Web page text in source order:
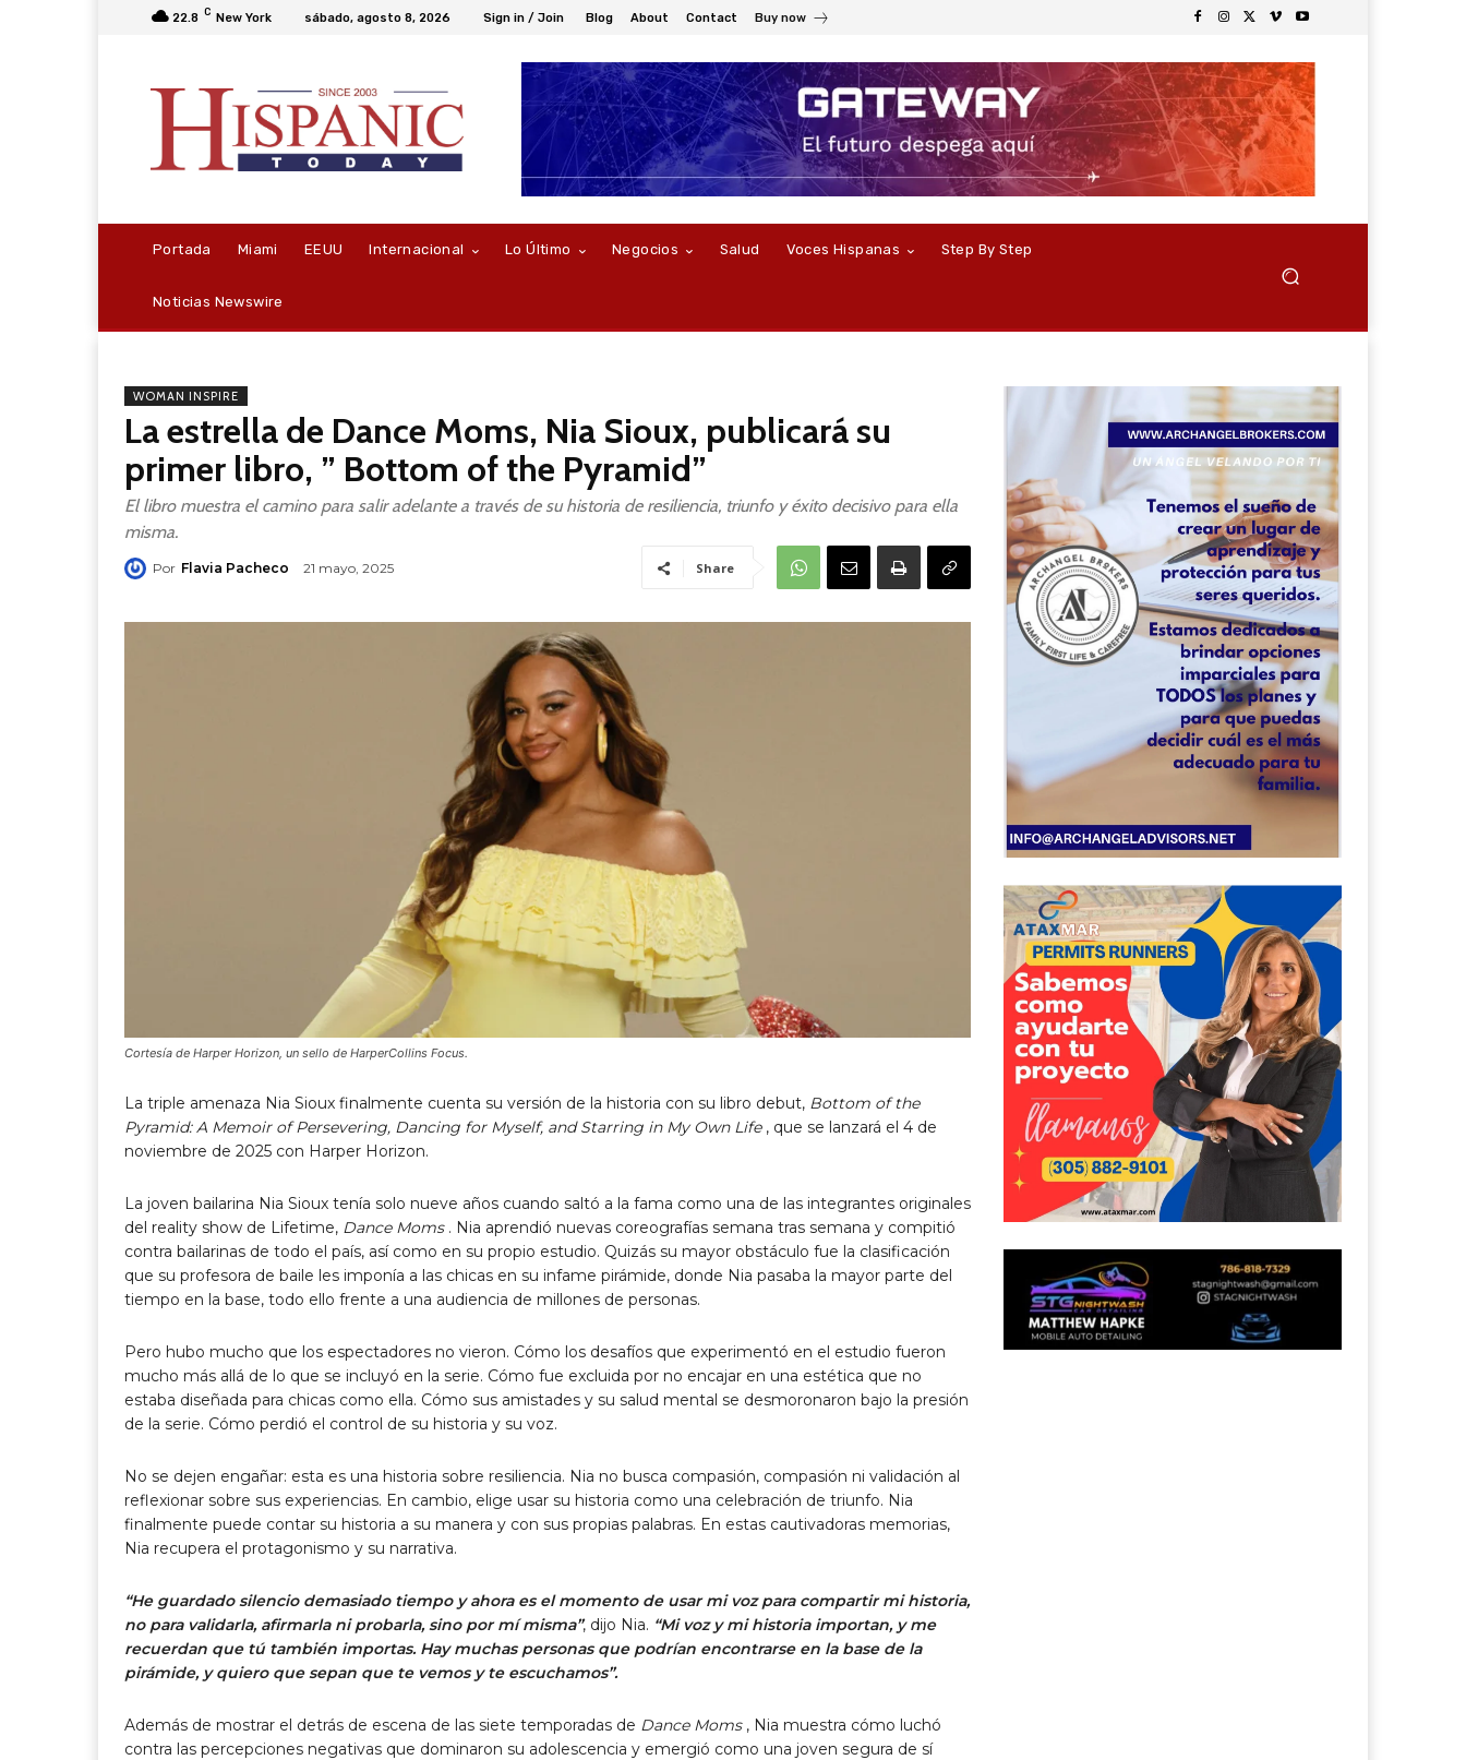
22.8 C New York sábado, agosto 8, 2026 Sign in / Join Blog About Contact Buy now
Portada Miami EEUU Internacional Lo Último Negocios Salud Voces Hispanas Step By Step
Noticias Newswire
WOMAN INSPIRE
La estrella de Dance Moms, Nia Sioux, publicará su
primer libro, ” Bottom of the Pyramid”
El libro muestra el camino para salir adelante a través de su historia de resiliencia, triunfo y éxito decisivo para ella
misma.
Por Flavia Pacheco 21 mayo, 2025 Share
Cortesía de Harper Horizon, un sello de HarperCollins Focus.
La triple amenaza Nia Sioux finalmente cuenta su versión de la historia con su libro debut, Bottom of the
Pyramid: A Memoir of Persevering, Dancing for Myself, and Starring in My Own Life, que se lanzará el 4 de
noviembre de 2025 con Harper Horizon.
La joven bailarina Nia Sioux tenía solo nueve años cuando saltó a la fama como una de las integrantes originales
del reality show de Lifetime, Dance Moms. Nia aprendió nuevas coreografías semana tras semana y compitió
contra bailarinas de todo el país, así como en su propio estudio. Quizás su mayor obstáculo fue la clasificación
que su profesora de baile les imponía a las chicas en su infame pirámide, donde Nia pasaba la mayor parte del
tiempo en la base, todo ello frente a una audiencia de millones de personas.
Pero hubo mucho que los espectadores no vieron. Cómo los desafíos que experimentó en el estudio fueron
mucho más allá de lo que se incluyó en la serie. Cómo fue excluida por no encajar en una estética que no
estaba diseñada para chicas como ella. Cómo sus amistades y su salud mental se desmoronaron bajo la presión
de la serie. Cómo perdió el control de su historia y su voz.
No se dejen engañar: esta es una historia sobre resiliencia. Nia no busca compasión, compasión ni validación al
reflexionar sobre sus experiencias. En cambio, elige usar su historia como una celebración de triunfo. Nia
finalmente puede contar su historia a su manera y con sus propias palabras. En estas cautivadoras memorias,
Nia recupera el protagonismo y su narrativa.
“He guardado silencio demasiado tiempo y ahora es el momento de usar mi voz para compartir mi historia,
no para validarla, afirmarla ni probarla, sino por mí misma”, dijo Nia. “Mi voz y mi historia importan, y me
recuerdan que tú también importas. Hay muchas personas que podrían encontrarse en la base de la
pirámide, y quiero que sepan que te vemos y te escuchamos”.
Además de mostrar el detrás de escena de las siete temporadas de Dance Moms, Nia muestra cómo luchó
contra las percepciones negativas que dominaron su adolescencia y emergió como una joven segura de sí